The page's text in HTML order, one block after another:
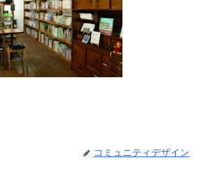
コミュニティデザイン